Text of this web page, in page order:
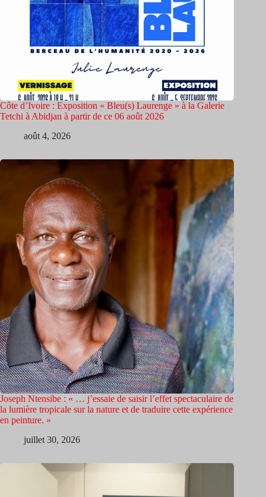
Côte d’Ivoire : Exposition « Bleu(s) Laurenge » à la Galerie
Tetchi à Abidjan à partir de ce 06 août 2026
août 4, 2026
Joseph Ntensibe : « … j’essaie de saisir l’effet spectaculaire de
la lumière tropicale sur la nature et de traduire cette expérience
en peinture. »
juillet 30, 2026